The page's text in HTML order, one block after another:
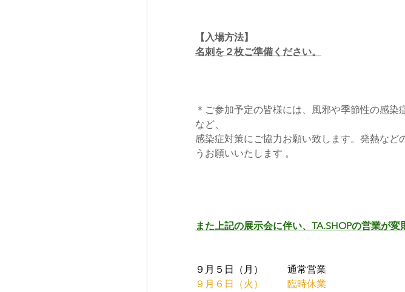
【入場方法】
名刺を２枚ご準備ください。
＊ご参加予定の皆様には、風邪や季節性の感
など、
感染症対策にご協力お願い致します。発熱な
うお願いいたします 。
また上記の展示会に伴い、TA.SHOPの営業が変
９月５日（月）      　通常営業
９月６日（火）      　臨時休業